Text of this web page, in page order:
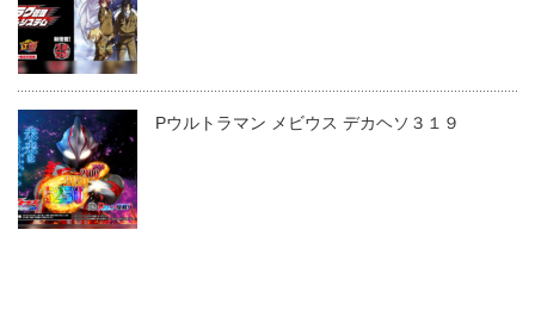
Pウルトラマン メビウス デカヘソ３１９